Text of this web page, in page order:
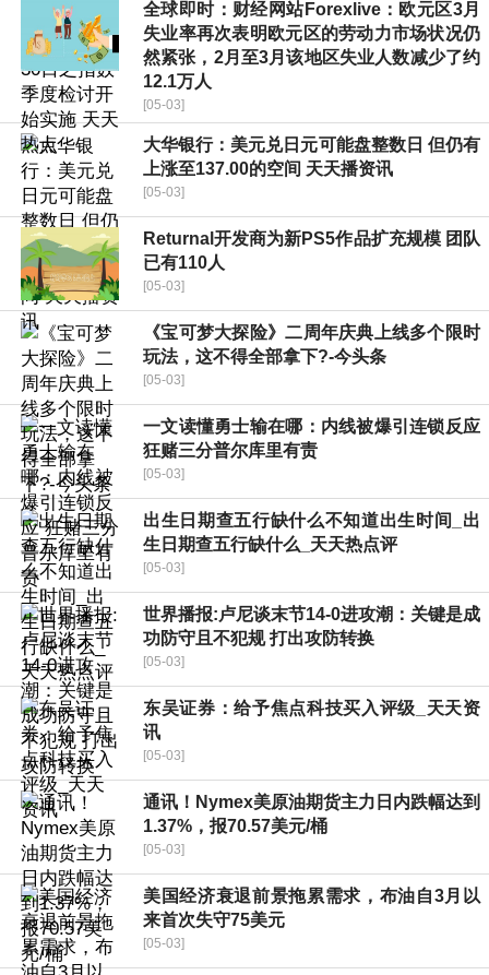
全球即时：财经网站Forexlive：欧元区3月
失业率再次表明欧元区的劳动力市场状况仍
然紧张，2月至3月该地区失业人数减少了约
12.1万人
[05-03]
大华银行：美元兑日元可能盘整数日 但仍有
上涨至137.00的空间 天天播资讯
[05-03]
Returnal开发商为新PS5作品扩充规模 团队
已有110人
[05-03]
《宝可梦大探险》二周年庆典上线多个限时
玩法，这不得全部拿下?-今头条
[05-03]
一文读懂勇士输在哪：内线被爆引连锁反应
狂赌三分普尔库里有责
[05-03]
出生日期查五行缺什么不知道出生时间_出
生日期查五行缺什么_天天热点评
[05-03]
世界播报:卢尼谈末节14-0进攻潮：关键是成
功防守且不犯规 打出攻防转换
[05-03]
东吴证券：给予焦点科技买入评级_天天资
讯
[05-03]
通讯！Nymex美原油期货主力日内跌幅达到
1.37%，报70.57美元/桶
[05-03]
美国经济衰退前景拖累需求，布油自3月以
来首次失守75美元
[05-03]